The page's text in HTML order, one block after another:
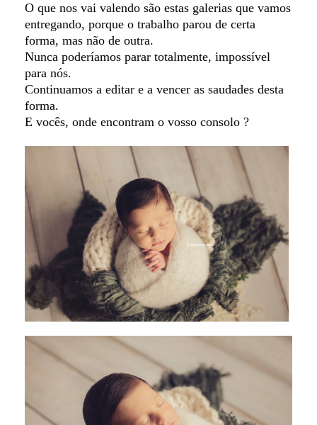
O que nos vai valendo são estas galerias que vamos
entregando, porque o trabalho parou de certa
forma, mas não de outra.
Nunca poderíamos parar totalmente, impossível
para nós.
Continuamos a editar e a vencer as saudades desta
forma.
E vocês, onde encontram o vosso consolo ?